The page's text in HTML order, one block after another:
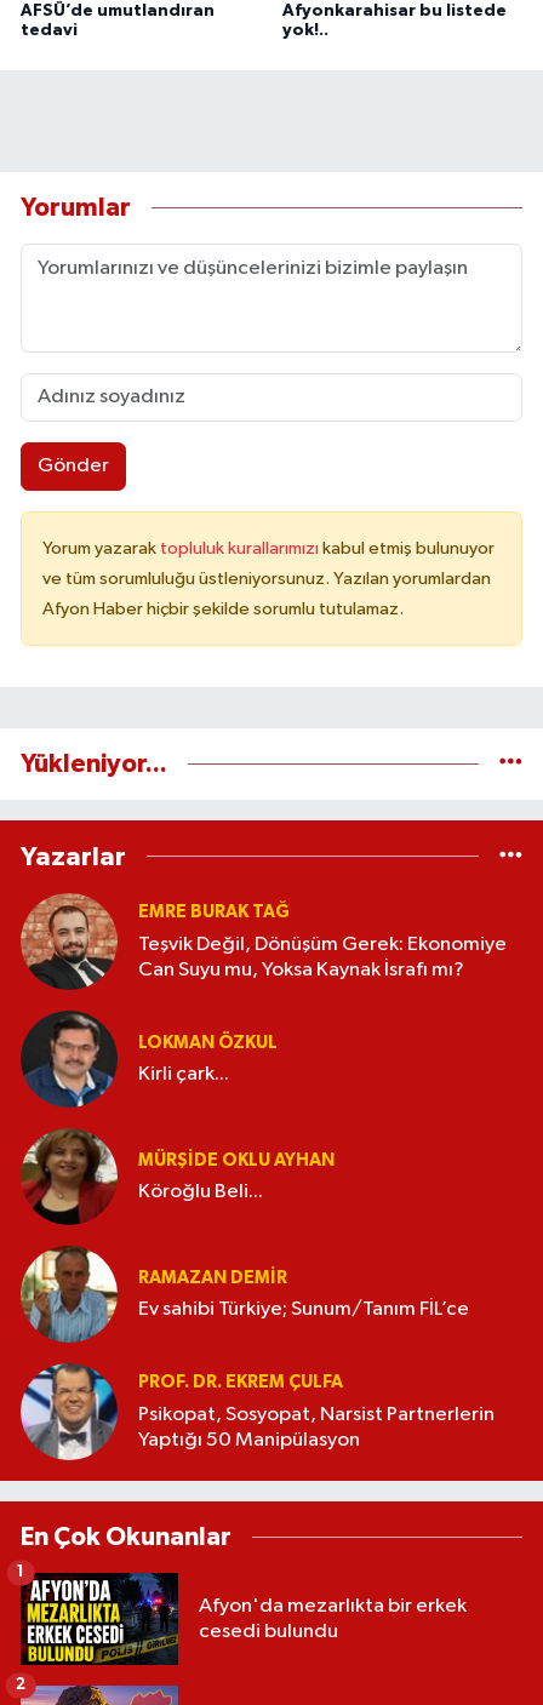
AFSÜ’de umutlandıran
tedavi
Afyonkarahisar bu listede
yok!..
Yorumlar
Gönder
Yorum yazarak topluluk kurallarımızı kabul etmiş bulunuyor
ve tüm sorumluluğu üstleniyorsunuz. Yazılan yorumlardan
Afyon Haber hiçbir şekilde sorumlu tutulamaz.
Yükleniyor...
Yazarlar
EMRE BURAK TAĞ
Teşvik Değil, Dönüşüm Gerek: Ekonomiye
Can Suyu mu, Yoksa Kaynak İsrafı mı?
LOKMAN ÖZKUL
Kirli çark...
MÜRŞIDE OKLU AYHAN
Köroğlu Beli...
RAMAZAN DEMİR
Ev sahibi Türkiye; Sunum/Tanım FİL’ce
PROF. DR. EKREM ÇULFA
Psikopat, Sosyopat, Narsist Partnerlerin
Yaptığı 50 Manipülasyon
En Çok Okunanlar
Afyon'da mezarlıkta bir erkek
cesedi bulundu
1
2